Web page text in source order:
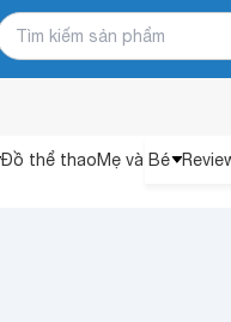
Đồ thể thaoMẹ và Bé